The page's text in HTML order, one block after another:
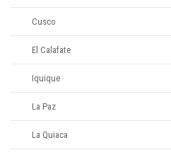
Cusco
El Calafate
Iquique
La Paz
La Quiaca